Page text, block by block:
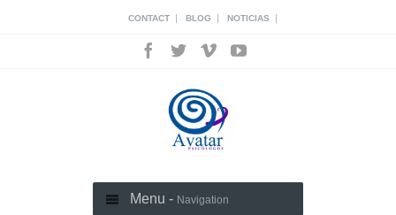
CONTACT | BLOG | NOTICIAS |
Menu - Navigation